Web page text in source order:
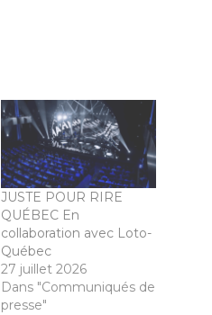
JUSTE POUR RIRE
QUÉBEC En
collaboration avec Loto-
Québec
27 juillet 2026
Dans "Communiqués de
presse"